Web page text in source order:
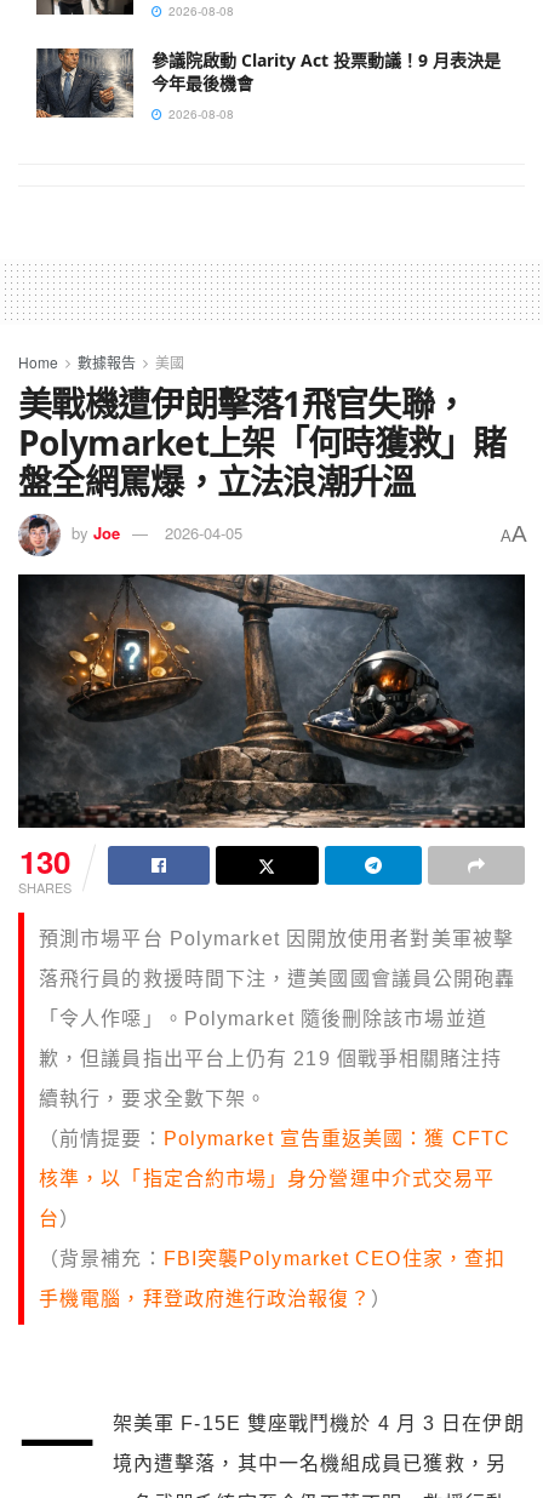
2026-08-08
參議院啟動 Clarity Act 投票動議！9 月表決是
今年最後機會
2026-08-08
Home 數據報告 美國
美戰機遭伊朗擊落1飛官失聯，
Polymarket上架「何時獲救」賭
盤全網罵爆，立法浪潮升溫
by Joe 2026-04-05 AA
130
SHARES
預測市場平台 Polymarket 因開放使用者對美軍被擊
落飛行員的救援時間下注，遭美國國會議員公開砲轟
「令人作噁」。Polymarket 隨後刪除該市場並道
歉，但議員指出平台上仍有 219 個戰爭相關賭注持
續執行，要求全數下架。
（前情提要： Polymarket 宣告重返美國：獲 CFTC
核準，以「指定合約市場」身分營運中介式交易平
台）
（背景補充： FBI突襲Polymarket CEO住家，查扣
手機電腦，拜登政府進行政治報復？ ）
一
架美軍 F-15E 雙座戰鬥機於 4 月 3 日在伊朗
境內遭擊落，其中一名機組成員已獲救，另